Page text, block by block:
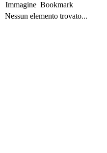
Immagine Bookmark
Nessun elemento trovato...